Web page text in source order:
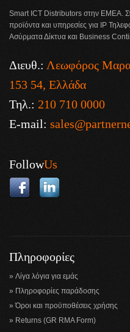
Smart ICT Distributors στην ΕΜΕΑ.
προϊόντα και υπηρεσίες για IP
Ασύρματα Δίκτυα και Business
Διευθ.: Λεωφόρος
153 54, Ελλάδα
Τηλ.: 210 710 0000
E-mail:
FollowUs
Πληροφορίες
Λίγα λόγια για εμάς
Πληροφορίες παράδοσης
Όροι και προϋποθέσεις χρήσης
Returns (GR RMA Form)